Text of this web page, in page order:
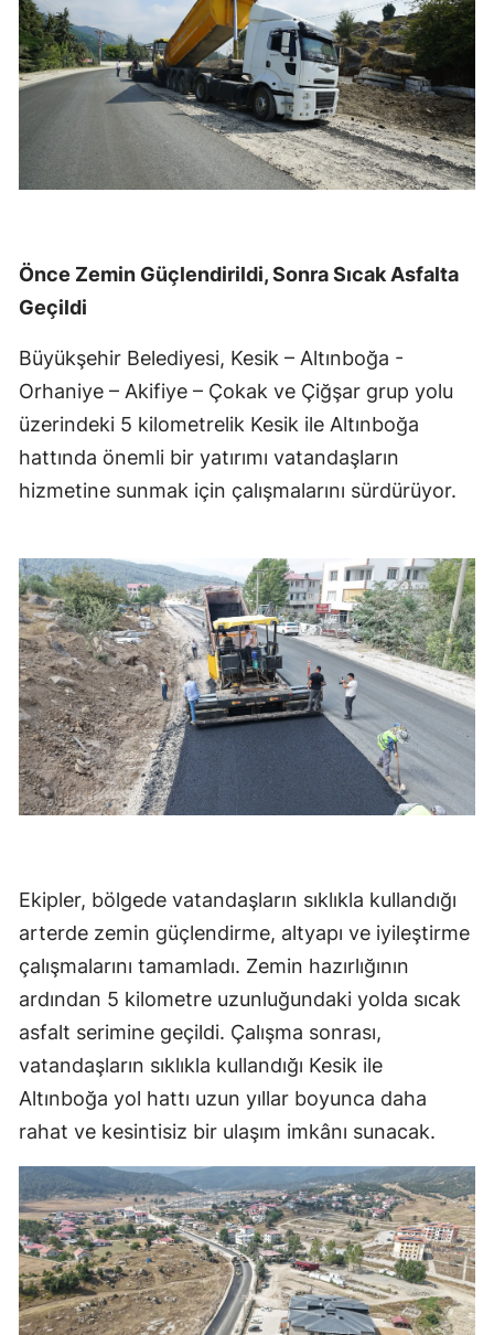
Önce Zemin Güçlendirildi, Sonra Sıcak Asfalta
Geçildi
Büyükşehir Belediyesi, Kesik – Altınboğa -
Orhaniye – Akifiye – Çokak ve Çiğşar grup yolu
üzerindeki 5 kilometrelik Kesik ile Altınboğa
hattında önemli bir yatırımı vatandaşların
hizmetine sunmak için çalışmalarını sürdürüyor.
Ekipler, bölgede vatandaşların sıklıkla kullandığı
arterde zemin güçlendirme, altyapı ve iyileştirme
çalışmalarını tamamladı. Zemin hazırlığının
ardından 5 kilometre uzunluğundaki yolda sıcak
asfalt serimine geçildi. Çalışma sonrası,
vatandaşların sıklıkla kullandığı Kesik ile
Altınboğa yol hattı uzun yıllar boyunca daha
rahat ve kesintisiz bir ulaşım imkânı sunacak.